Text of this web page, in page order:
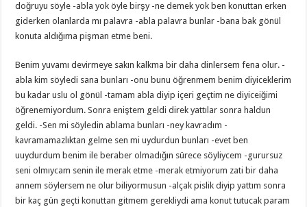
doğruyu söyle -abla yok öyle birşy -ne demek yok ben konuttan erken
giderken olanlarda mı palavra -abla palavra bunlar -bana bak gönül
konuta aldığıma pişman etme beni.
Benim yuvamı devirmeye sakın kalkma bir daha dinlersem fena olur. -
abla kim söyledi sana bunları -onu bunu öğrenmem benim diyiceklerim
bu kadar uslu ol gönül -tamam abla diyip içeri geçtim ne diyiceiğimi
öğrenemiyordum. Sonra eniştem geldi direk yattılar sonra haldun
geldi. -Sen mi söyledin ablama bunları -ney kavradım -
kavramamazlıktan gelme sen mi uydurdun bunları -evet ben
uuydurdum benim ile beraber olmadığın sürece söyliycem -gurursuz
seni olmıycam senin ile merak etme -merak etmiyorum zati bir daha
annem söylersem ne olur biliyormusun -alçak pislik diyip yattım sonra
bir kaç gün geçti konuttan gitmem gerekliydi ama konut tutucak param